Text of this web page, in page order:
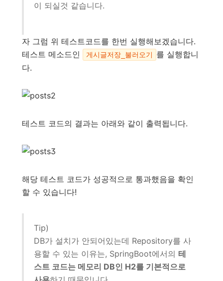
이 되실것 같습니다.
자 그럼 위 테스트코드를 한번 실행해보겠습니다.
테스트 메소드인
게시글저장_불러오기
를 실행합니
다.
테스트 코드의 결과는 아래와 같이 출력됩니다.
해당 테스트 코드가 성공적으로 통과했음을 확인
할 수 있습니다!
Tip)
DB가 설치가 안되어있는데 Repository를 사
용할 수 있는 이유는, SpringBoot에서의 테
스트 코드는 메모리 DB인 H2를 기본적으로